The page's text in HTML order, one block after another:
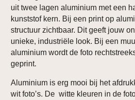
uit twee lagen aluminium met een
kunststof kern. Bij een print op
structuur zichtbaar. Dit geeft jouw
unieke, industriële look. Bij een
aluminium wordt de foto
geprint.
Aluminium is erg mooi bij het
wit foto’s. De witte kleuren in de